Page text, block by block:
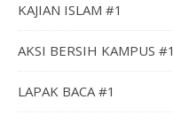
KAJIAN ISLAM #1
AKSI BERSIH KAMPUS #1
LAPAK BACA #1